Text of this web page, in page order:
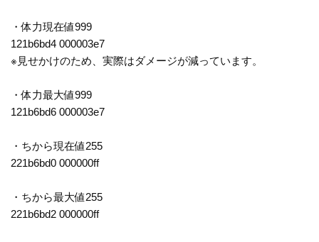
・体力現在値999
121b6bd4 000003e7
※見せかけのため、実際はダメージが減っています。
・体力最大値999
121b6bd6 000003e7
・ちから現在値255
221b6bd0 000000ff
・ちから最大値255
221b6bd2 000000ff